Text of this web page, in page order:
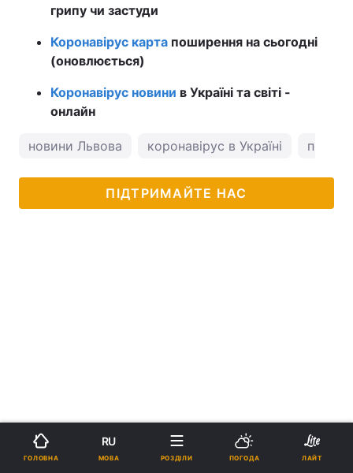
грипу чи застуди
Коронавірус карта поширення на сьогодні
(оновлюється)
Коронавірус новини в Україні та світі -
онлайн
новини Львова коронавірус в Україні
ПІДТРИМАЙТЕ НАС
ГОЛОВНА
RU
МОВА РОЗДІЛИ ПОГОДА ЛАЙТ